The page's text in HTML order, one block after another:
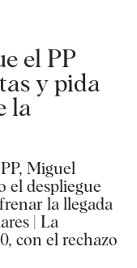
el PP
y pida
la
Miguel
el despliegue
la llegada
| La
con el rechazo